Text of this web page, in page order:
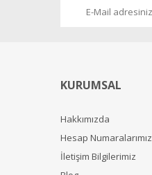
KURUMSAL
Hakkımızda
Hesap Numaralarımız
İletişim Bilgilerimiz